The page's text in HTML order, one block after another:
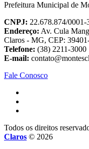
Prefeitura Municipal de
CNPJ: 22.678.874/0001-
Endereço: Av. Cula
Claros - MG, CEP:
Telefone: (38) 2211-3000
E-mail:
Fale Conosco
Todos os direitos
Claros © 2026